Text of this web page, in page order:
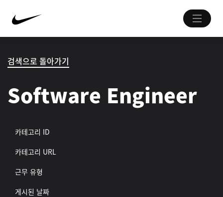
검색으로 돌아가기
Software Engineer
카테고리 ID
카테고리 URL
근무 유형
게시된 날짜